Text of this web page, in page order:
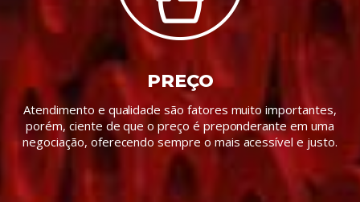
PREÇO
Atendimento e qualidade são fatores muito importantes,
porém, ciente de que o preço é preponderante em uma
negociação, oferecendo sempre o mais acessível e justo.